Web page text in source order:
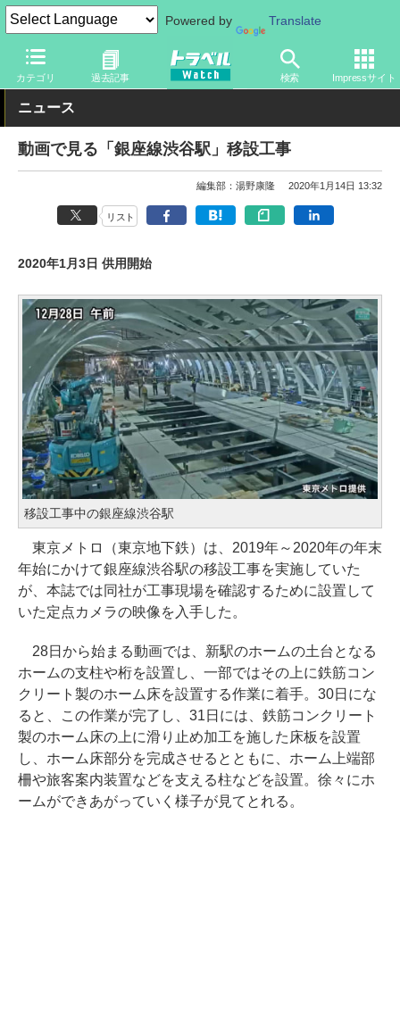
Powered by Translate
カテゴリ 過去記事 検索 Impressサイト
トラベル Watch 旅の方法 鉄旅 駅
ニュース
動画で見る「銀座線渋谷駅」移設工事
編集部：湯野康隆 2020年1月14日 13:32
リスト
2020年1月3日 供用開始
移設工事中の銀座線渋谷駅
東京メトロ（東京地下鉄）は、2019年～2020年の年末
年始にかけて銀座線渋谷駅の移設工事を実施していた
が、本誌では同社が工事現場を確認するために設置して
いた定点カメラの映像を入手した。
28日から始まる動画では、新駅のホームの土台となる
ホームの支柱や桁を設置し、一部ではその上に鉄筋コン
クリート製のホーム床を設置する作業に着手。30日にな
ると、この作業が完了し、31日には、鉄筋コンクリート
製のホーム床の上に滑り止め加工を施した床板を設置
し、ホーム床部分を完成させるとともに、ホーム上端部
柵や旅客案内装置などを支える柱などを設置。徐々にホ
ームができあがっていく様子が見てとれる。